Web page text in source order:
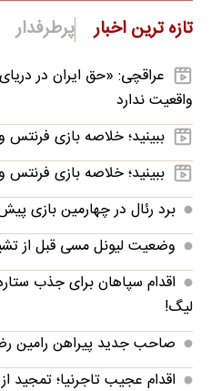
تازه ترین اخبار پرطرفدار
عراقچی: «حق ایران در
واقعیت ندارد
ببینید؛ خلاصه بازی فرنتس واروش ۱ -
ببینید؛ خلاصه بازی فرنتس واروش ۱ -
برد رئال در چهارمین بازی
وضعیت لیونل مسی قبل از
اقدام سپاهان برای جذب
لیگ!
صاحب جدید پیراهن رامین
اقدام عجیب تاجرنیا؛ تمجید